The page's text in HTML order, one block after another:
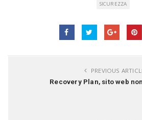
SICUREZZA
PREVIOUS
Recovery Plan, sito web